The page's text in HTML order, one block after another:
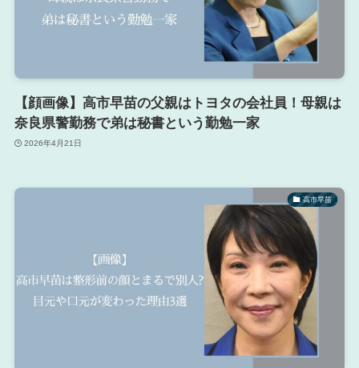
【顔画像】高市早苗の父親はトヨタの会社員！母親は
奈良県警勤務で弟は秘書という勤勉一家
2026年4月21日
高市早苗